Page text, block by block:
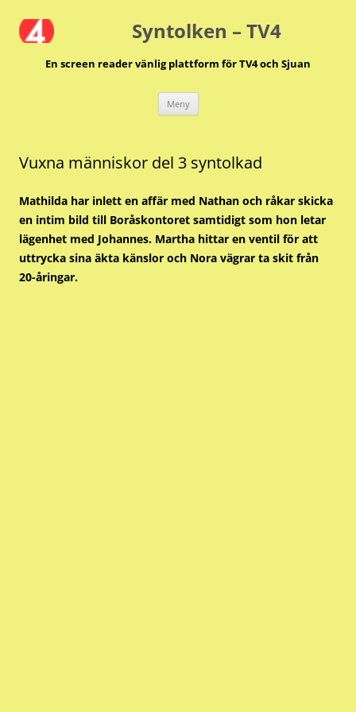
till
innehåll Syntolken – TV4
En screen reader vänlig plattform för TV4 och Sjuan
Meny
Vuxna människor del 3 syntolkad
Mathilda har inlett en affär med Nathan och råkar skicka
en intim bild till Boråskontoret samtidigt som hon letar
lägenhet med Johannes. Martha hittar en ventil för att
uttrycka sina äkta känslor och Nora vägrar ta skit från
20-åringar.